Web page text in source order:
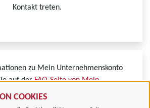
COOKIES
Kontakt treten.
zu Mein Unternehmenskonto
auf derFAQ-Seite von Mein
Unternehmenskonto.